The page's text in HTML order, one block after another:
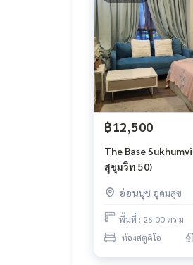
฿12,500
The Base
สุขุมวิท 50)
อ่อนนุช อุดมสุข
พื้นที่ : 26.00 ตร.ม.
ห้องสตูดิโอ